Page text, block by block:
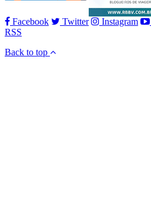
Facebook Twitter Instagram
RSS
Back to top